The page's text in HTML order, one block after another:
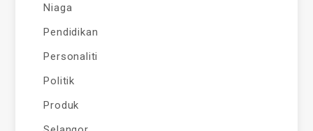
Niaga
Pendidikan
Personaliti
Politik
Produk